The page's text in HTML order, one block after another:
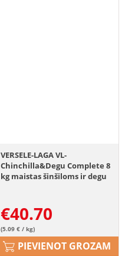
VERSELE-LAGA VL-
Chinchilla&Degu Complete 8
kg maistas šinšiloms ir degu
€40.70
(5.09 € / kg)
PIEVIENOT GROZAM